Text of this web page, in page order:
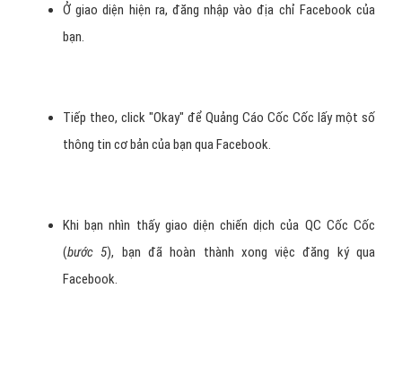
Ở giao diện hiện ra, đăng nhập vào địa chỉ Facebook của
bạn.
Tiếp theo, click "Okay" để Quảng Cáo Cốc Cốc lấy một số
thông tin cơ bản của bạn qua Facebook.
Khi bạn nhìn thấy giao diện chiến dịch của QC Cốc Cốc
(bước 5), bạn đã hoàn thành xong việc đăng ký qua
Facebook.